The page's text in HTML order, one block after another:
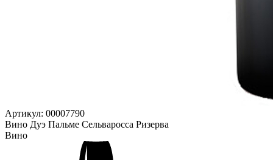
Артикул: 00007790
Вино Дуэ Пальме Сельваросса Ризерва
Вино